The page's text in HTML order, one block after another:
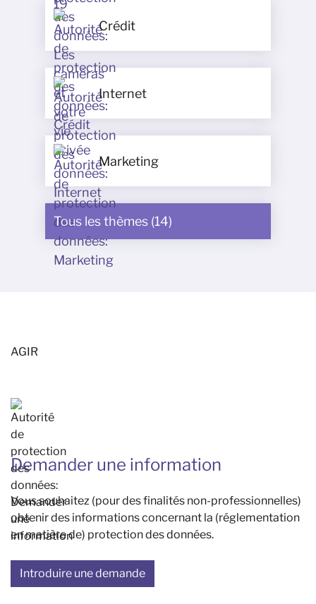
Crédit
Internet
Marketing
Tous les thèmes (14)
AGIR
Demander une information
Vous souhaitez (pour des finalités non-professionnelles)
obtenir des informations concernant la (réglementation
en matière de) protection des données.
Introduire une demande